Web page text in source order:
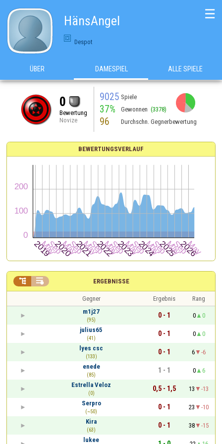
HänsAngel
Despot
☰
ÜBER DAMESPIEL ALLE SPIELE
0
Bewertung
Novize
9025 Spiele
37% Gewonnen (3378)
96 Durchschn. Gegnerbewertung
BEWERTUNGSVERLAUF
ERGEBNISSE
 
Gegner Ergebnis
Rang
m1j27
(95)
0 - 1 0
0
julius65
(41)
0 - 1 0
0
lyes csc
(133)
0 - 1 6
-6
enede
(85)
1 - 1 0
6
Estrella Veloz
(0)
0,5 - 1,5 13
-13
Serpro
(~50)
0 - 1 23
-10
Kira
(63)
0 - 1 38
-15
lukee